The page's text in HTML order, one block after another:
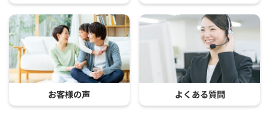
お客様の声 よくある質問